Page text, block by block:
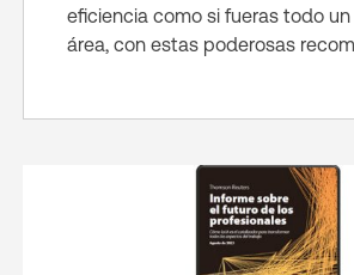
eficiencia como si fueras todo
área, con estas poderosas